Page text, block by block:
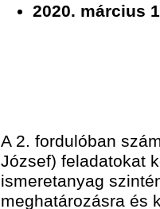
2020. március
A 2. fordulóban
József) feladatokat
ismeretanyag
meghatározásra és